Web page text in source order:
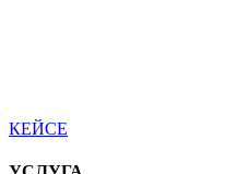
КЕЙСЕ